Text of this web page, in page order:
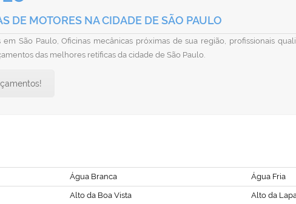
DE MOTORES NA CIDADE DE SÃO PAULO
em São Paulo, Oficinas mecânicas próximas de sua região, profissionais
das melhores retíficas da cidade de São Paulo.
Água Branca Água Fria
Alto da Boa Vista Alto da